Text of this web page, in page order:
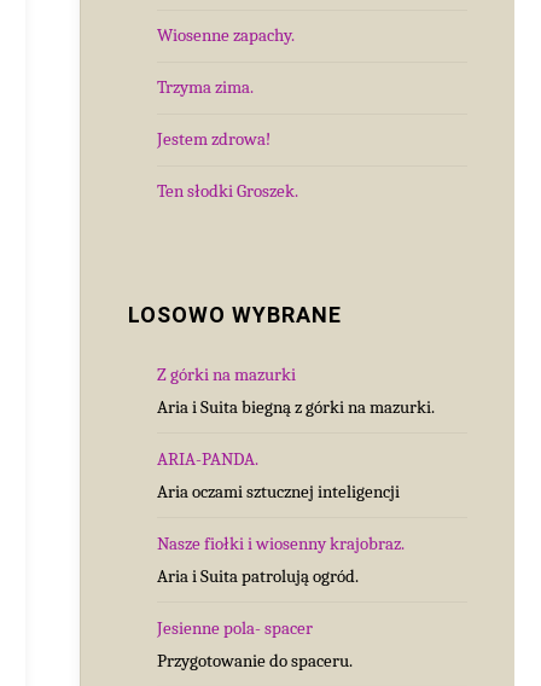
Wiosenne zapachy.
Trzyma zima.
Jestem zdrowa!
Ten słodki Groszek.
LOSOWO WYBRANE
Z górki na mazurki
Aria i Suita biegną z górki na mazurki.
ARIA-PANDA.
Aria oczami sztucznej inteligencji
Nasze fiołki i wiosenny krajobraz.
Aria i Suita patrolują ogród.
Jesienne pola- spacer
Przygotowanie do spaceru.